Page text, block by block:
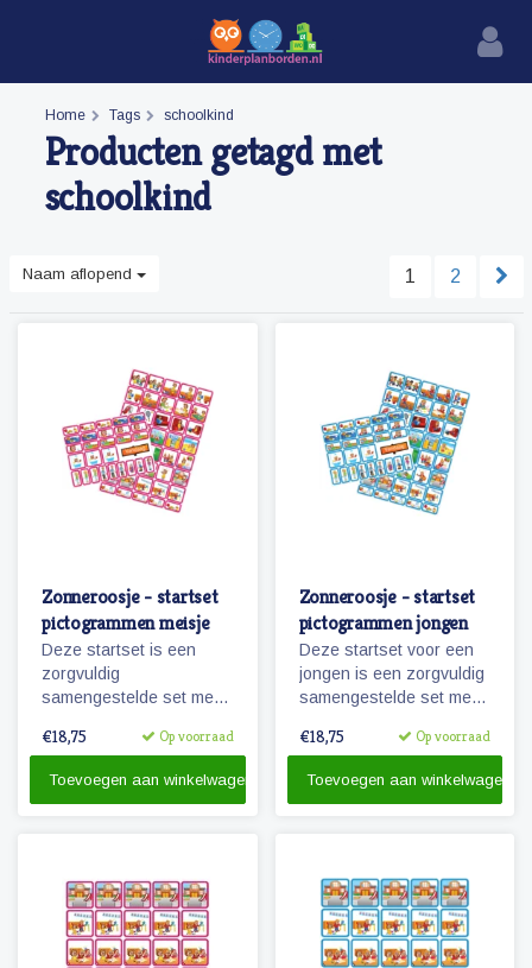
Home Tags schoolkind
Producten getagd met
schoolkind
Naam aflopend 1 2
Zonneroosje - startset
pictogrammen meisje
Deze startset is een
zorgvuldig
samengestelde set met
pictogrammen voor een
dagen planning.
€18,75 Op voorraad
Toevoegen aan winkelwagen
Zonneroosje - startset
pictogrammen jongen
Deze startset voor een
jongen is een zorgvuldig
samengestelde set met
pictogrammen voor
€18,75 Op voorraad
Toevoegen aan winkelwagen